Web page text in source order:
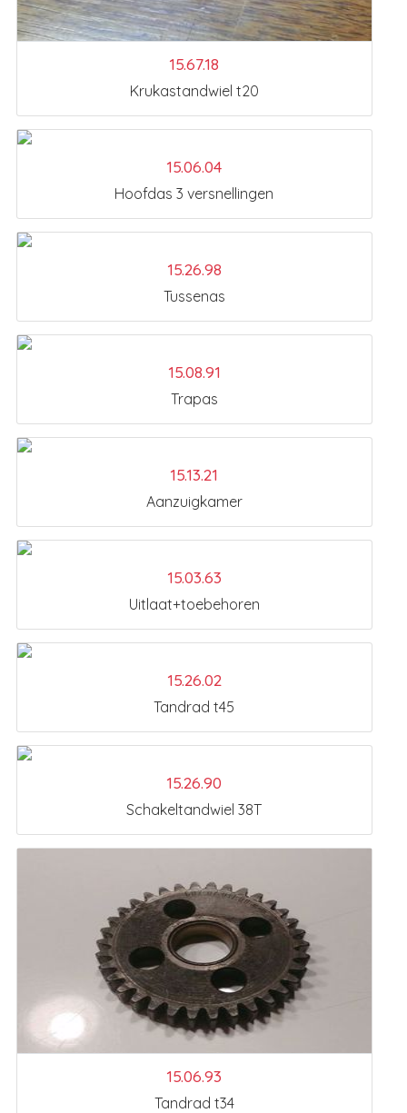
15.67.18
Krukastandwiel t20
15.06.04
Hoofdas 3 versnellingen
15.26.98
Tussenas
15.08.91
Trapas
15.13.21
Aanzuigkamer
15.03.63
Uitlaat+toebehoren
15.26.02
Tandrad t45
15.26.90
Schakeltandwiel 38T
15.06.93
Tandrad t34